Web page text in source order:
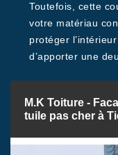
Toutefois, cette
votre matériau
protéger
d’apporter une
M.K Toiture -
tuile pas cher à